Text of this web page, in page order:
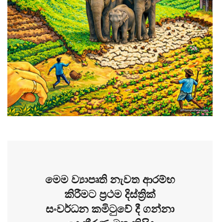
මෙම ව්‍යාපෘති නැවත ආරම්භ
කිරීමට ප්‍රථම දිස්ත්‍රික්
සංවර්ධන කමිටුවේ දී ගන්නා